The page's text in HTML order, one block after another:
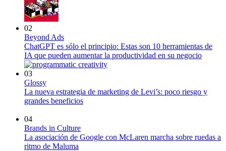
02
Beyond Ads
ChatGPT es sólo el principio: Estas son 10 herramientas de
IA que pueden aumentar la productividad en su negocio
03
Glossy
La nueva estrategia de marketing de Levi’s: poco riesgo y
grandes beneficios
04
Brands in Culture
La asociación de Google con McLaren marcha sobre ruedas a
ritmo de Maluma